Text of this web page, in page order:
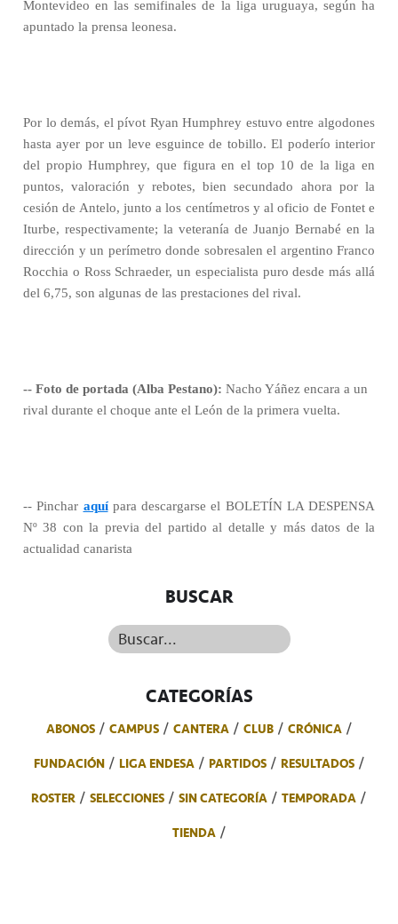
Montevideo en las semifinales de la liga uruguaya, según ha
apuntado la prensa leonesa.
Por lo demás, el pívot Ryan Humphrey estuvo entre algodones
hasta ayer por un leve esguince de tobillo. El poderío interior
del propio Humphrey, que figura en el top 10 de la liga en
puntos, valoración y rebotes, bien secundado ahora por la
cesión de Antelo, junto a los centímetros y al oficio de Fontet e
Iturbe, respectivamente; la veteranía de Juanjo Bernabé en la
dirección y un perímetro donde sobresalen el argentino Franco
Rocchia o Ross Schraeder, un especialista puro desde más allá
del 6,75, son algunas de las prestaciones del rival.
-- Foto de portada (Alba Pestano): Nacho Yáñez encara a un
rival durante el choque ante el León de la primera vuelta.
-- Pinchar aquípara descargarse el BOLETÍN LA DESPENSA
Nº 38 con la previa del partido al detalle y más datos de la
actualidad canarista
BUSCAR
Buscar...
CATEGORÍAS
ABONOS CAMPUS CANTERA CLUB
CRÓNICA
FUNDACIÓN
LIGA ENDESA PARTIDOS
RESULTADOS
ROSTER
SELECCIONES SIN CATEGORÍA
TEMPORADA
TIENDA